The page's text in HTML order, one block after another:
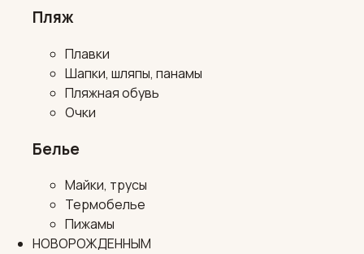
Пляж
Плавки
Шапки, шляпы, панамы
Пляжная обувь
Очки
Белье
Майки, трусы
Термобелье
Пижамы
НОВОРОЖДЕННЫМ